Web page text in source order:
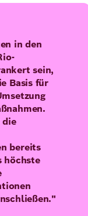
in den
sein,
Basis für
die
bereits
höchste